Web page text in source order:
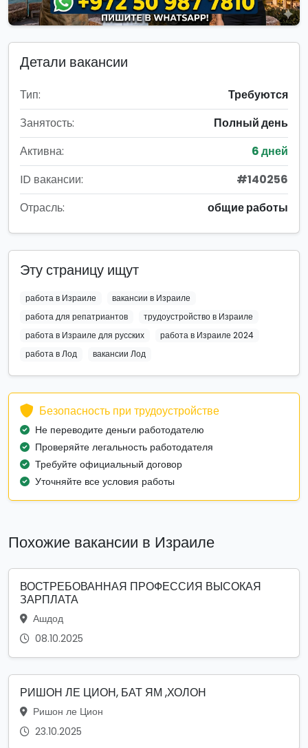
Детали вакансии
Тип:
Требуются
Занятость:
Полный день
Активна:
6 дней
ID вакансии:
#140256
Отрасль:
общие работы
Эту страницу ищут
работа в Израиле
вакансии в Израиле
работа для репатриантов
трудоустройство в Израиле
работа в Израиле для русских
работа в Израиле 2024
работа в Лод
вакансии Лод
Безопасность при трудоустройстве
Не переводите деньги работодателю
Проверяйте легальность работодателя
Требуйте официальный договор
Уточняйте все условия работы
Похожие вакансии в Израиле
ВОСТРЕБОВАННАЯ ПРОФЕССИЯ ВЫСОКАЯ
ЗАРПЛАТА
Ашдод
08.10.2025
РИШОН ЛЕ ЦИОН, БАТ ЯМ ,ХОЛОН
Ришон ле Цион
23.10.2025